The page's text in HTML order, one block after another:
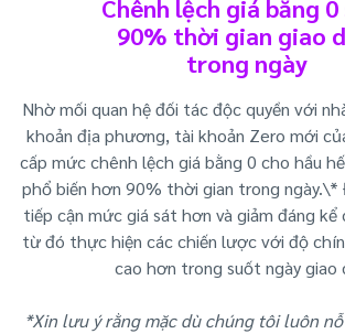
Chênh lệch giá bằng
90% thời gian giao
trong ngày
Nhờ mối quan hệ đối tác độc quyền với
khoản địa phương, tài khoản Zero mới
cấp mức chênh lệch giá bằng 0 cho hầu
phổ biến hơn 90% thời gian trong ngày.\*
tiếp cận mức giá sát hơn và giảm đáng kể
từ đó thực hiện các chiến lược với độ
cao hơn trong suốt ngày giao
*Xin lưu ý rằng mặc dù chúng tôi luôn